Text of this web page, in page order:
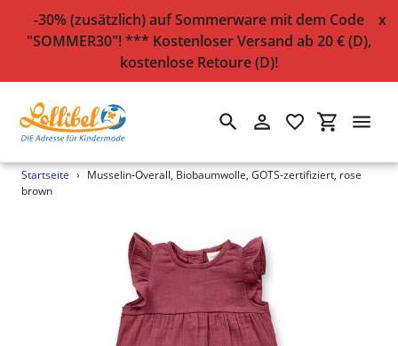
Direkt
zum
-30% (zusätzlich) auf Sommerware mit dem Code
"SOMMER30"! *** Kostenloser Versand ab 20 € (D),
kostenlose Retoure (D)!
x
SuchenEinloggen
Startseite › Musselin-Overall, Biobaumwolle, GOTS-zertifiziert, rose
brown